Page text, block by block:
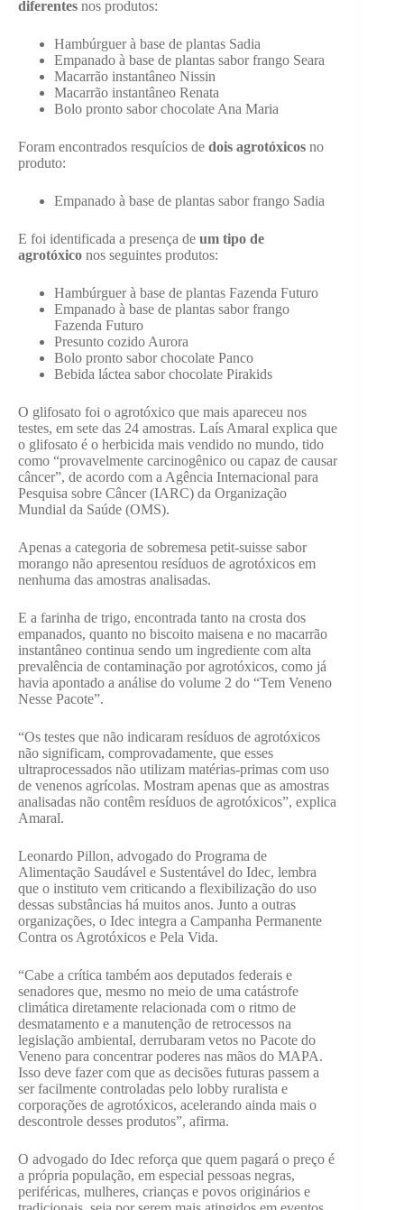
diferentes nos produtos:
Hambúrguer à base de plantas Sadia
Empanado à base de plantas sabor frango Seara
Macarrão instantâneo Nissin
Macarrão instantâneo Renata
Bolo pronto sabor chocolate Ana Maria
Foram encontrados resquícios de dois agrotóxicos no
produto:
Empanado à base de plantas sabor frango Sadia
E foi identificada a presença de um tipo de
agrotóxico nos seguintes produtos:
Hambúrguer à base de plantas Fazenda Futuro
Empanado à base de plantas sabor frango
Fazenda Futuro
Presunto cozido Aurora
Bolo pronto sabor chocolate Panco
Bebida láctea sabor chocolate Pirakids
O glifosato foi o agrotóxico que mais apareceu nos
testes, em sete das 24 amostras. Laís Amaral explica que
o glifosato é o herbicida mais vendido no mundo, tido
como “provavelmente carcinogênico ou capaz de causar
câncer”, de acordo com a Agência Internacional para
Pesquisa sobre Câncer (IARC) da Organização
Mundial da Saúde (OMS).
Apenas a categoria de sobremesa petit-suisse sabor
morango não apresentou resíduos de agrotóxicos em
nenhuma das amostras analisadas.
E a farinha de trigo, encontrada tanto na crosta dos
empanados, quanto no biscoito maisena e no macarrão
instantâneo continua sendo um ingrediente com alta
prevalência de contaminação por agrotóxicos, como já
havia apontado a análise do volume 2 do “Tem Veneno
Nesse Pacote”.
“Os testes que não indicaram resíduos de agrotóxicos
não significam, comprovadamente, que esses
ultraprocessados não utilizam matérias-primas com uso
de venenos agrícolas. Mostram apenas que as amostras
analisadas não contêm resíduos de agrotóxicos”, explica
Amaral.
Leonardo Pillon, advogado do Programa de
Alimentação Saudável e Sustentável do Idec, lembra
que o instituto vem criticando a flexibilização do uso
dessas substâncias há muitos anos. Junto a outras
organizações, o Idec integra a Campanha Permanente
Contra os Agrotóxicos e Pela Vida.
“Cabe a crítica também aos deputados federais e
senadores que, mesmo no meio de uma catástrofe
climática diretamente relacionada com o ritmo de
desmatamento e a manutenção de retrocessos na
legislação ambiental, derrubaram vetos no Pacote do
Veneno para concentrar poderes nas mãos do MAPA.
Isso deve fazer com que as decisões futuras passem a
ser facilmente controladas pelo lobby ruralista e
corporações de agrotóxicos, acelerando ainda mais o
descontrole desses produtos”, afirma.
O advogado do Idec reforça que quem pagará o preço é
a própria população, em especial pessoas negras,
periféricas, mulheres, crianças e povos originários e